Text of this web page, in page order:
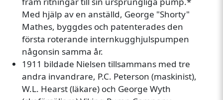
Med hjälp av en anställd, George "Shorty"
Mathes, byggdes och patenterades den
första roterande internkugghjulspumpen
någonsin samma år.
1911 bildade Nielsen tillsammans med tre
andra invandrare, P.C. Peterson (maskinist),
W.L. Hearst (läkare) och George Wyth